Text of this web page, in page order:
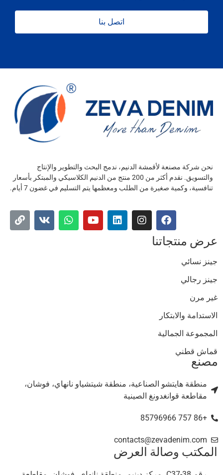
اتصل بنا
نحن شركة مصنعة لأقمشة الدنيم، ندمج البحث والتطوير والإنتاج
والتسويق. نقدم أكثر من 200 منتج من الدنيم الكلاسيكي والمبتكر بأسعار
تنافسية، وكمية صغيرة من الطلب ومعظمها يتم التسليم في غضون 7 أيام.
عرض منتجاتنا
جينز نسائي
جينز رجالي
غير مرن
الاستدامة والابتكار
المجموعة الجمالية
قماش قطني
مصنع
منطقة هايتشو الصناعية، منطقة شيتشياو نانهاي، فوشان،
مقاطعة قوانغدونغ الصينية
+86 757 85796966
contacts@zevadenim.com
المكتب وصالة العرض